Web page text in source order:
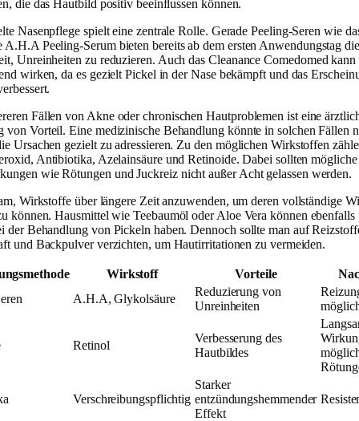
die das Hautbild positiv beeinflussen können.
Nasenpflege spielt eine zentrale Rolle. Gerade Peeling-Seren wie
A.H.A Peeling-Serum bieten bereits ab dem ersten Anwendungstag die
Unreinheiten zu reduzieren. Auch das Cleanance Comedomed kann
wirken, da es gezielt Pickel in der Nase bekämpft und das
Fällen von Akne oder chronischen Hautproblemen ist eine
von Vorteil. Eine medizinische Behandlung könnte in solchen Fällen
Ursachen gezielt zu adressieren. Zu den möglichen Wirkstoffen
Antibiotika, Azelainsäure und Retinoide. Dabei sollten mögliche
wie Rötungen und Juckreiz nicht außer Acht gelassen werden.
Wirkstoffe über längere Zeit anzuwenden, um deren vollständige
können. Hausmittel wie Teebaumöl oder Aloe Vera können ebenfalls
der Behandlung von Pickeln haben. Dennoch sollte man auf
und Backpulver verzichten, um Hautirritationen zu vermeiden.
Wirkstoff Vorteile
A.H.A, Glykolsäure
Reduzierung von
Unreinheiten
Retinol
Verbesserung des
Hautbildes
Verschreibungspflichtig
Starker
entzündungshemmender
Effekt